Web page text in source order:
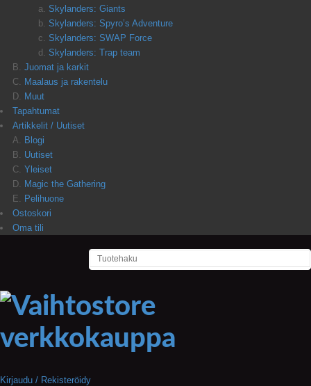
Skylanders: Giants
Skylanders: Spyro’s Adventure
Skylanders: SWAP Force
Skylanders: Trap team
Juomat ja karkit
Maalaus ja rakentelu
Muut
Tapahtumat
Artikkelit / Uutiset
Blogi
Uutiset
Yleiset
Magic the Gathering
Pelihuone
Ostoskori
Oma tili
Kirjaudu / Rekisteröidy